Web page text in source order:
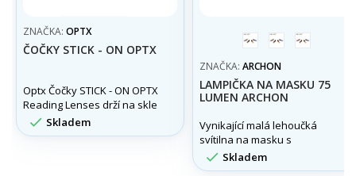
ZNAČKA: OPTX
ČOČKY STICK - ON OPTX
Optx Čočky STICK - ON OPTX
Reading Lenses drží na skle
vlastní adhezí. Možno použít
i do potápěčských masek,
 Skladem
červenámodráblack
ZNAČKA: ARCHON
LAMPIČKA NA MASKU 75
LUMEN ARCHON
Vynikající malá lehoučká
svítilna na masku s
výkonem 75 lumen a
úchytem na řemínek masky.
 Skladem